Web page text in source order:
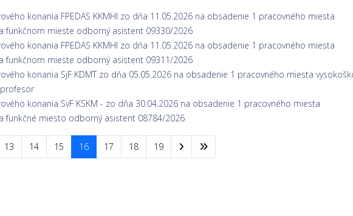
konania FPEDAS KKMHI zo dňa 11.05.2026 na obsadenie 1 pracovného miesta
funkčnom mieste odborný asistent 09330/2026
konania FPEDAS KKMHI zo dňa 11.05.2026 na obsadenie 1 pracovného miesta
funkčnom mieste odborný asistent 09311/2026
konania SjF KDMT zo dňa 05.05.2026 na obsadenie 1 pracovného miesta
konania SvF KSKM - zo dňa 30.04.2026 na obsadenie 1 pracovného miesta
funkčné miesto odborný asistent 08784/2026
13 14 15 16 17 18 19